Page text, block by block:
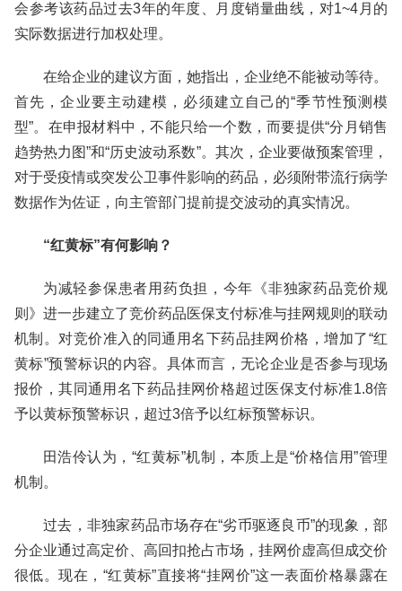
会参考该药品过去3年的年度、月度销量曲线，对1~4月的
实际数据进行加权处理。
在给企业的建议方面，她指出，企业绝不能被动等待。
首先，企业要主动建模，必须建立自己的“季节性预测模
型”。在申报材料中，不能只给一个数，而要提供“分月销售
趋势热力图”和“历史波动系数”。其次，企业要做预案管理，
对于受疫情或突发公卫事件影响的药品，必须附带流行病学
数据作为佐证，向主管部门提前提交波动的真实情况。
“红黄标”有何影响？
为减轻参保患者用药负担，今年《非独家药品竞价规
则》进一步建立了竞价药品医保支付标准与挂网规则的联动
机制。对竞价准入的同通用名下药品挂网价格，增加了“红
黄标”预警标识的内容。具体而言，无论企业是否参与现场
报价，其同通用名下药品挂网价格超过医保支付标准1.8倍
予以黄标预警标识，超过3倍予以红标预警标识。
田浩伶认为，“红黄标”机制，本质上是“价格信用”管理
机制。
过去，非独家药品市场存在“劣币驱逐良币”的现象，部
分企业通过高定价、高回扣抢占市场，挂网价虚高但成交价
很低。现在，“红黄标”直接将“挂网价”这一表面价格暴露在